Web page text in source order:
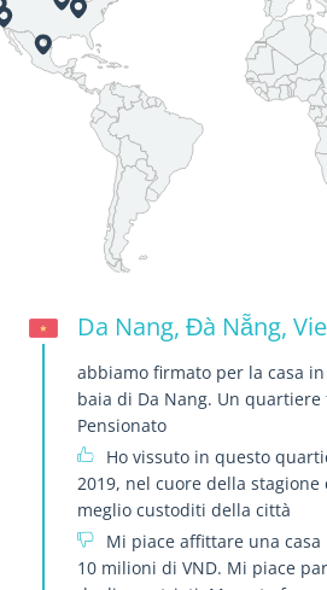
Da Nang, Đà Nẵng,
abbiamo firmato per la casa
baia di Da Nang. Un quartiere
Pensionato
Ho vissuto in questo
2019, nel cuore della
meglio custoditi della città
Mi piace affittare una
10 milioni di VND. Mi piace